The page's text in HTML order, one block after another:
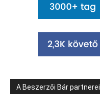
A Beszerzői Bár partnerei